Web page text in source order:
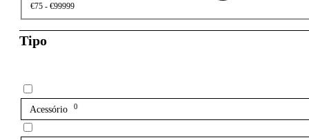
€75 - €99999
Tipo
Acessório 0